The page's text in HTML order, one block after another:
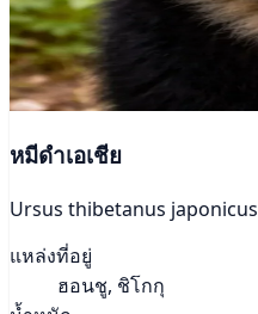
หมีดำเอเชีย
Ursus thibetanus japonicus
แหล่งที่อยู่
ฮอนชู, ชิโกกุ